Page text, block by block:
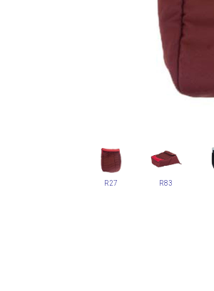
R27 R83